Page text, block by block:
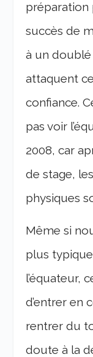
préparation
succès de
à un
attaquent
confiance.
pas voir
2008, car
de stage,
physiques
Même si
plus
l’équateur,
d’entrer en
rentrer du
doute à la